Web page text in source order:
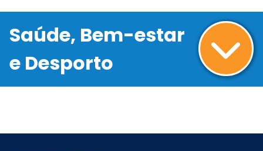
Saúde, Bem-estar
e Desporto